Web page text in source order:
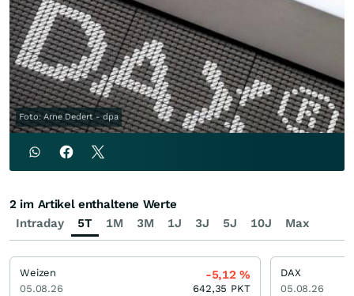
Foto: Arne Dedert - dpa
Intraday 5T 1M 3M 1J 3J 5J 10J Max
2 im Artikel enthaltene Werte
Weizen
05.08.26
-5,12%
642,35 PKT
DAX
05.08.26